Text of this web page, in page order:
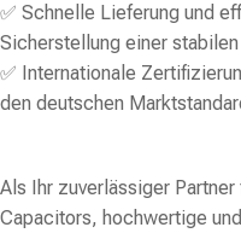
✅ Schnelle Lieferung und
Sicherstellung einer
✅ Internationale
den deutschen
Als Ihr zuverlässiger
Capacitors, hochwertige